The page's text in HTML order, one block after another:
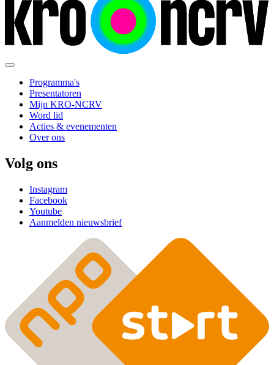
Programma's
Presentatoren
Mijn KRO-NCRV
Word lid
Acties & evenementen
Over ons
Volg ons
Instagram
Facebook
Youtube
Aanmelden nieuwsbrief